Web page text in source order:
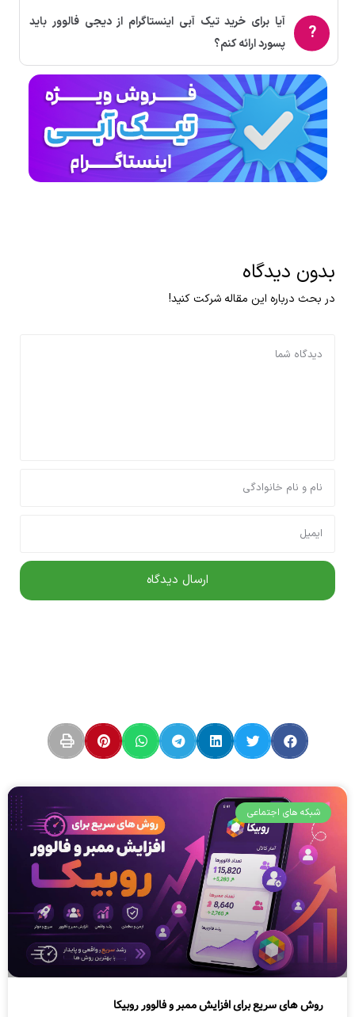
آیا برای خرید تیک آبی اینستاگرام از دیجی فالوور باید
پسورد ارائه کنم؟
بدون دیدگاه
در بحث درباره این مقاله شرکت کنید!
شبکه های اجتماعی
روش های سریع برای افزایش ممبر و فالوور روبیکا